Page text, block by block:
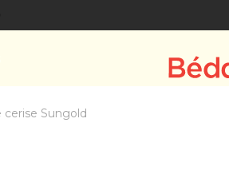
cerise Sungold